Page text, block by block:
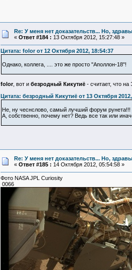
Re: У меня нет доказательств... Но,
« Ответ #184 : 13 Октября 2012, 15:27:48 »
Цитата: folor от 12 Октября 2012, 18:54:37
Однако, коллега, .... это же просто "Аполлон-18"!
folor, вот и безродный Кикутиё- считает, что
Цитата: безродный Кикутиё от 13 Октября
Не, ну чеснслово, самый лучший форум
А, собственно, почему нет? Ведь все так или
Re: У меня нет доказательств... Но,
« Ответ #185 : 14 Октября 2012, 05:54:58 »
Фото NASA JPL Curiosity
0066